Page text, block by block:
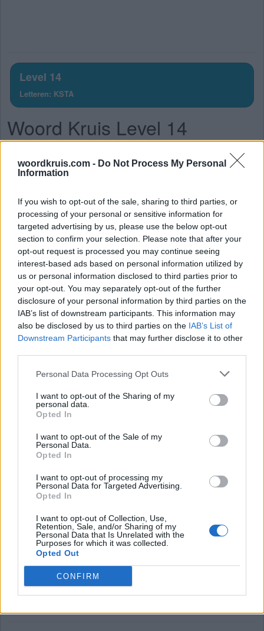
woordkruis.com - Do Not Process My Personal
Information
If you wish to opt-out of the sale, sharing to third parties, or
processing of your personal or sensitive information for
targeted advertising by us, please use the below opt-out
section to confirm your selection. Please note that after your
opt-out request is processed you may continue seeing
interest-based ads based on personal information utilized by
us or personal information disclosed to third parties prior to
your opt-out. You may separately opt-out of the further
disclosure of your personal information by third parties on the
IAB’s list of downstream participants. This information may
also be disclosed by us to third parties on the IAB’s List of
Downstream Participants that may further disclose it to other
Personal Data Processing Opt Outs
I want to opt-out of the Sharing of my
personal data.
Opted In
I want to opt-out of the Sale of my
Personal Data.
Opted In
I want to opt-out of processing my
Personal Data for Targeted Advertising.
Opted In
I want to opt-out of Collection, Use,
Retention, Sale, and/or Sharing of my
Personal Data that Is Unrelated with the
Purposes for which it was collected.
Opted Out
CONFIRM
Level 14
Letteren: KSTA
Woord Kruis Level 14
T A
S
S
T
A
K
A
T
K
A
S
S
T A
K
K
A S T
Bonus woorden:
K A T
S
S
K A
T
A S
K
K
T
S
K
S
T
A
K
K
A
S K
ZOEK NAAR MEER
ANTWOORDEN